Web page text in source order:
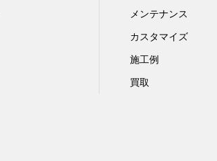
メンテナンス
カスタマイズ
施工例
買取